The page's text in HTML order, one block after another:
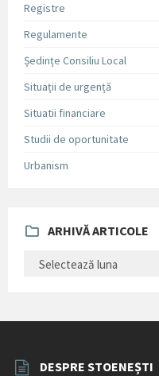
Registre
Regulamente
Ședințe Consiliu Local
Situații de urgență
Situatii financiare
Studii de oportunitate
Urbanism
ARHIVĂ ARTICOLE
ARTICOLE
DESPRE STOENEȘTI